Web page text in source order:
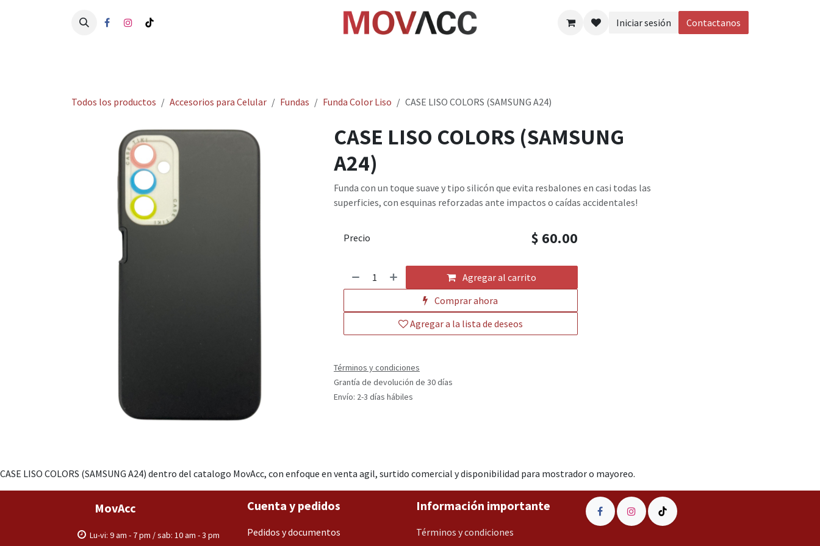
Iniciar sesión
Contactanos
Todos los productos Accesorios para Celular Fundas Funda Color Liso CASE LISO COLORS (SAMSUNG A24)
CASE LISO COLORS (SAMSUNG
A24)
Funda con un toque suave y tipo silicón que evita resbalones en casi todas las
superficies, con esquinas reforzadas ante impactos o caídas accidentales!
Agregar al carrito
Comprar ahora
Agregar a la lista de deseos
Precio $ 60.00
Términos y condiciones
Grantía de devolución de 30 días
Envío: 2-3 días hábiles
CASE LISO COLORS (SAMSUNG A24) dentro del catalogo MovAcc, con enfoque en venta agil, surtido comercial y disponibilidad para mostrador o mayoreo.
MovAcc
Lu-vi: 9 am - 7 pm / sab: 10 am - 3 pm
Cuenta y pedidos
Pedidos y documentos
Información importante
Términos y condiciones